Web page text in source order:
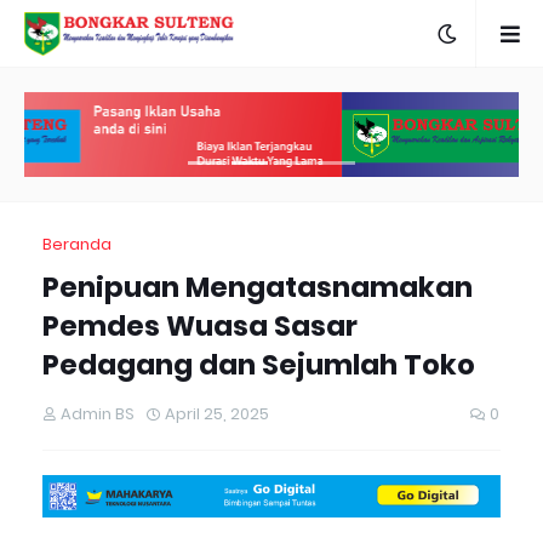
Beranda
Penipuan Mengatasnamakan
Pemdes Wuasa Sasar
Pedagang dan Sejumlah Toko
Admin BS April 25, 2025 0